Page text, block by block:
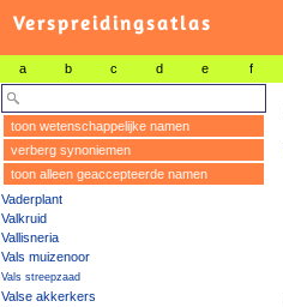
Verspreidingsatlas
a b c d e f
toon wetenschappelijke namen
verberg synoniemen
toon alleen geaccepteerde namen
Vaderplant
Valkruid
Vallisneria
Vals muizenoor
Vals streepzaad
Valse akkerkers